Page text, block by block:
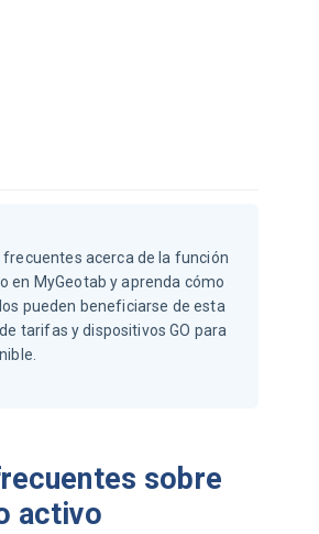
frecuentes acerca de la función
en MyGeotab y aprenda cómo
pueden beneficiarse de esta
tarifas y dispositivos GO para
sobre
activo